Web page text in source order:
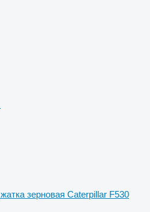
жатка зерновая Caterpillar F530